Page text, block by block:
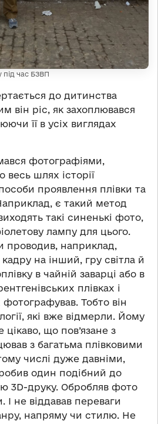
під час БЗВП
до дитинства
він ріс, як захоплювався
її в усіх виглядах
фотографіями,
шлях історії
проявлення плівки та
є такий метод
такі синенькі фото,
лампу для цього.
проводив, наприклад,
на інший, гру світла й
в чайній заварці або в
плівках і
Тобто він
які вже відмерли. Йому
що пов’язане з
з багатьма плівковими
числі дуже давніми,
один подібний до
3D-друку. Обробляв фото
не віддавав переваги
напряму чи стилю. Не